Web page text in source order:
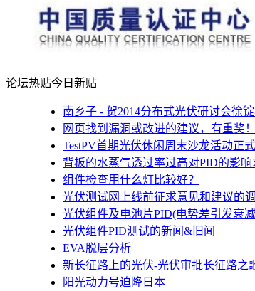
论坛热贴今日新贴
南乡子 - 贺2014分布式光伏研讨会徐
网页找到漏洞或改进的建议，有重奖！
TestPV首期光伏休闲周末沙龙活动正式
背板的水蒸气透过率过高对PID的影响
组件检查用什么灯比较好？
光伏测试网上线前征求意见和建议的
光伏组件及电池片PID(电势差引发衰
光伏组件PID测试的新闻&旧闻
EVA脱层分析
新长征路上的光伏-光伏审批长征路之
阳光动力号迫降日本